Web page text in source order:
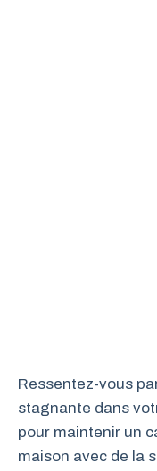
Ressentez-vous
stagnante dans
pour maintenir un
maison avec de la